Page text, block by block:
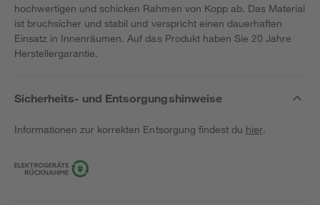
hochwertigen und schicken Rahmen von Kopp ab. Das Material
ist bruchsicher und stabil und verspricht einen dauerhaften
Einsatz in Innenräumen. Auf das Produkt haben Sie 20 Jahre
Herstellergarantie.
Sicherheits- und Entsorgungshinweise
Informationen zur korrekten Entsorgung findest du hier.